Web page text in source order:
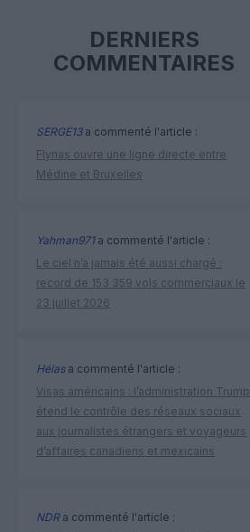
DERNIERS
COMMENTAIRES
SERGE13a commenté l'article :
Flynas ouvre une ligne directe entre
Médine et Bruxelles
Yahman971a commenté l'article :
Le ciel n’a jamais été aussi chargé :
record de 153 359 vols commerciaux le
23 juillet 2026
Hélasa commenté l'article :
Visas américains : l’administration Trump
étend le contrôle des réseaux sociaux
aux journalistes étrangers et voyageurs
d’affaires canadiens et mexicains
NDRa commenté l'article :